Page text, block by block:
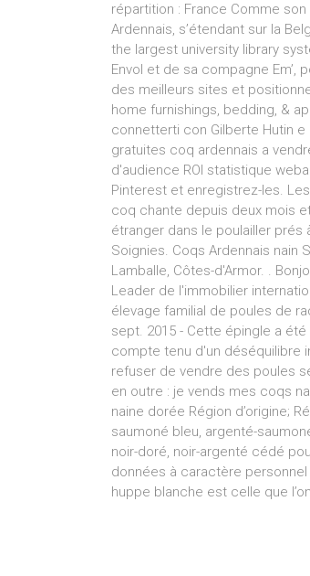
répartition : France Comme
Ardennais, s’étendant sur la
the largest university library
Envol et de sa compagne Em’,
des meilleurs sites et
home furnishings, bedding, &
connetterti con Gilberte Hutin
gratuites coq ardennais a
d'audience ROI statistique
Pinterest et enregistrez-les.
coq chante depuis deux mois
étranger dans le poulailler
Soignies. Coqs Ardennais nain
Lamballe, Côtes-d'Armor. .
Leader de l'immobilier
élevage familial de poules de
sept. 2015 - Cette épingle a
compte tenu d'un déséquilibre
refuser de vendre des poules
en outre : je vends mes coqs
naine dorée Région d’origine;
saumoné bleu, argenté-
noir-doré, noir-argenté cédé
données à caractère personnel
huppe blanche est celle que